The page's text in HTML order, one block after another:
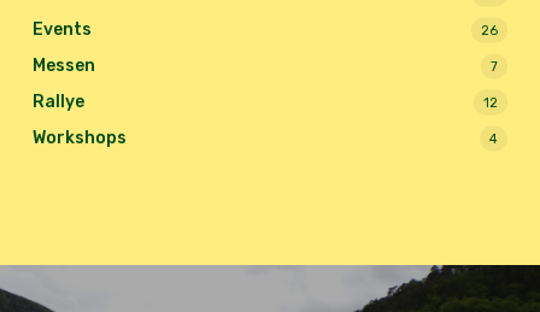
Events 26
Messen 7
Rallye 12
Workshops 4